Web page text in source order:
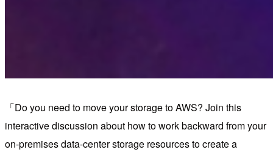
Do you need to move your storage to AWS? Join this
interactive discussion about how to work backward from your
on-premises data-center storage resources to create a